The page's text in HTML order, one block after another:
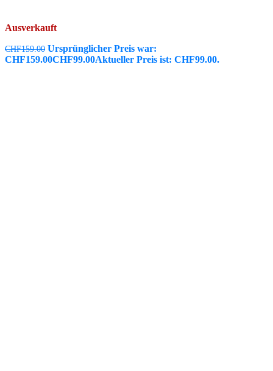
Ausverkauft
CHF159.00 Ursprünglicher Preis war:
CHF159.00CHF99.00Aktueller Preis ist: CHF99.00.